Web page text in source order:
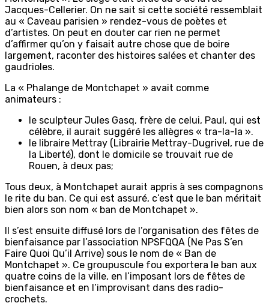
Jacques-Cellerier. On ne sait si cette société ressemblait
au « Caveau parisien » rendez-vous de poètes et
d’artistes. On peut en douter car rien ne permet
d’affirmer qu’on y faisait autre chose que de boire
largement, raconter des histoires salées et chanter des
gaudrioles.
La « Phalange de Montchapet » avait comme
animateurs :
le sculpteur Jules Gasq, frère de celui, Paul, qui est
célèbre, il aurait suggéré les allègres « tra-Ia-Ia ».
le libraire Mettray (Librairie Mettray-Dugrivel, rue de
la Liberté), dont le domicile se trouvait rue de
Rouen, à deux pas;
Tous deux, à Montchapet aurait appris à ses compagnons
le rite du ban. Ce qui est assuré, c’est que le ban méritait
bien alors son nom « ban de Montchapet ».
Il s’est ensuite diffusé lors de l’organisation des fêtes de
bienfaisance par l’association NPSFQQA (Ne Pas S’en
Faire Quoi Qu’il Arrive) sous le nom de « Ban de
Montchapet ». Ce groupuscule fou exportera le ban aux
quatre coins de la ville, en l’imposant lors de fêtes de
bienfaisance et en l’improvisant dans des radio-
crochets.